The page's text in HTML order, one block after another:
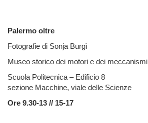
Palermo oltre
Fotografie di Sonja Burgì
Museo storico dei motori e dei meccanismi
Scuola Politecnica – Edificio 8
sezione Macchine, viale delle Scienze
Ore 9.30-13 // 15-17